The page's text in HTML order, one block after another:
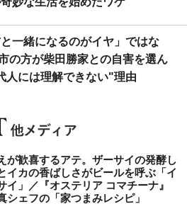
と一緒になるのがイヤ」ではな
の方が柴田勝家との自害を選ん
人には理解できない"理由
が歓喜するアテ。ザーサイの発酵し
イカの香ばしさがビールを呼ぶ「イ
イ」／『オステリア コマチーナ』
シェフの「家つまみレシピ」